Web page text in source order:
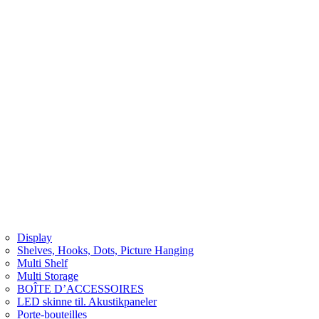
Display
Shelves, Hooks, Dots, Picture Hanging
Multi Shelf
Multi Storage
BOÎTE D’ACCESSOIRES
LED skinne til. Akustikpaneler
Porte-bouteilles